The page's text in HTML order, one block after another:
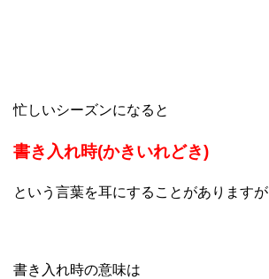
忙しいシーズンになると
書き入れ時(かきいれどき)
という言葉を耳にすることがありますが
書き入れ時の意味は